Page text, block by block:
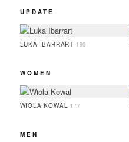
UPDATE
LUKA IBARRART 190
WOMEN
WIOLA KOWAL 177
MEN